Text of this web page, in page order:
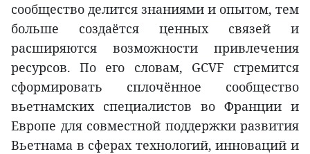
сообщество делится знаниями и опытом, тем
больше создаётся ценных связей и
расширяются возможности привлечения
ресурсов. По его словам, GCVF стремится
сформировать сплочённое сообщество
вьетнамских специалистов во Франции и
Европе для совместной поддержки развития
Вьетнама в сферах технологий, инноваций и